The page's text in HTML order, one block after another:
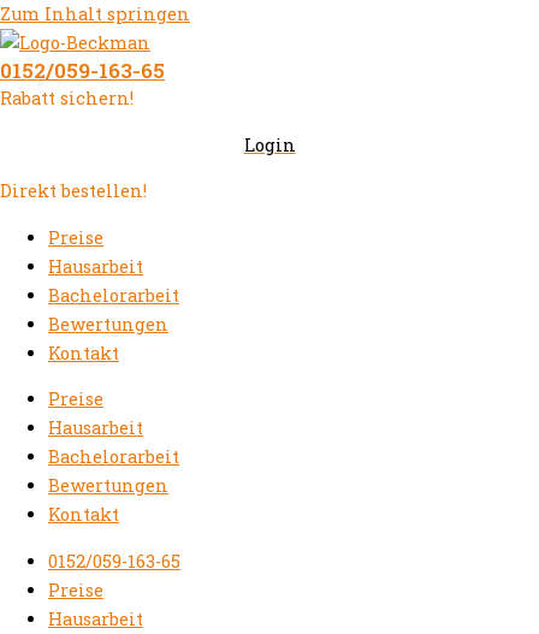
Zum Inhalt springen
0152/059-163-65
Rabatt sichern!
Login
Direkt bestellen!
Preise
Hausarbeit
Bachelorarbeit
Bewertungen
Kontakt
Preise
Hausarbeit
Bachelorarbeit
Bewertungen
Kontakt
0152/059-163-65
Preise
Hausarbeit